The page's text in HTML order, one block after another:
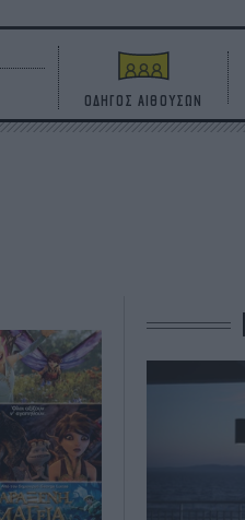
ΟΔΗΓΟΣ ΑΙΘΟΥΣΩΝ